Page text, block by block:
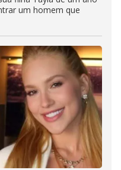
um homem que